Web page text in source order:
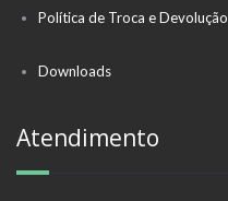
Política de Troca e Devolução
Downloads
Atendimento